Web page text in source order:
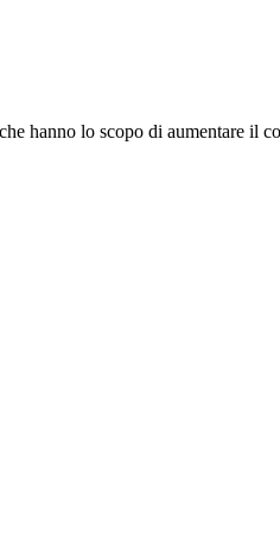
hanno lo scopo di aumentare il